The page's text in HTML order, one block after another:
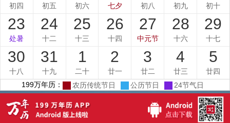
初四 初五 初六 七夕 初八 初九 初十
23
处暑
24
十二
25
十三
26
十四
27
中元节
28
十六
29
十七
30
十八
31
十九
1
二十
2
廿一
3
廿二
4
廿三
5
廿四
199万年历：
农历传统节日 公历节日 24节气日